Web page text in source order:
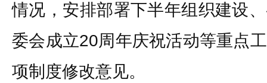
情况，安排部署下半年组织建设
委会成立20周年庆祝活动等重点
项制度修改意见。